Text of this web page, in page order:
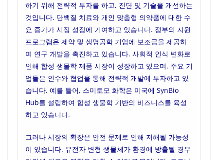
하기 위해 전략적 투자를 하고, 진단 및 기술을 개선하는
것입니다. 단백질 치료와 개인 맞춤형 의약품에 대한 수
요 증가가 시장 성장에 기여하고 있습니다. 정부의 지원
프로그램은 제약 및 생명공학 기업에 보조금을 제공하
여 연구 개발을 촉진하고 있습니다. 사회적 인식 변화로
인해 합성 생물학 제품 시장이 성장하고 있으며, 주요 기
업들은 인수와 협업을 통해 전략적 개발에 투자하고 있
습니다. 예를 들어, 스미토모 화학은 미국에 SynBio
Hub를 설립하여 합성 생물학 기반의 비즈니스를 육성
하고 있습니다.
그러나 시장의 확장은 안전 문제로 인해 저해될 가능성
이 있습니다. 유전자 변형 생물체가 환경에 방출될 경우